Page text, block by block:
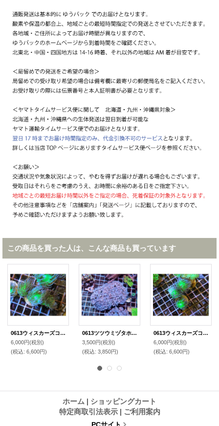
この商品を買った人は、こんな商品も買っています
0613ウィスカーズコーラルフラグ01
6,000円(税別)
(税込: 6,600円)
0613ツツウミヅタホワイトM02
3,500円(税別)
(税込: 3,850円)
0613ウィスカーズコーラルフラグ03
6,000円(税別)
(税込: 6,600円)
ホーム | ショッピングカート
特定商取引法表示 | ご利用案内